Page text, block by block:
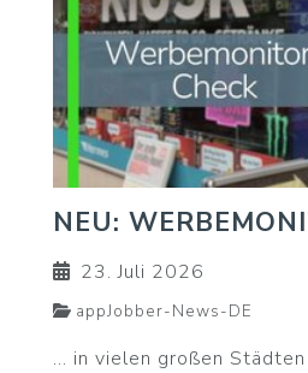
NEU:
23. Juli 2026
appJobber-News-DE
... in vielen großen Städten